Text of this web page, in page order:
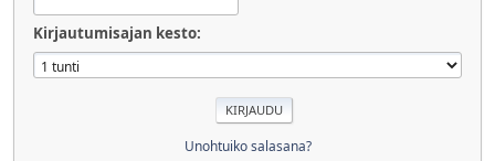
Kirjautumisajan kesto:
Unohtuiko salasana?